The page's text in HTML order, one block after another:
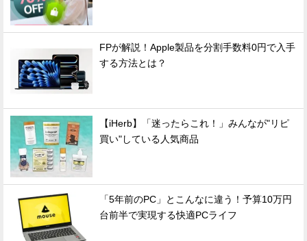
FPが解説！Apple製品を分割手数料0円で入手
する方法とは？
【iHerb】「迷ったらこれ！」みんなが"リピ
買い"している人気商品
「5年前のPC」とこんなに違う！予算10万円
台前半で実現する快適PCライフ